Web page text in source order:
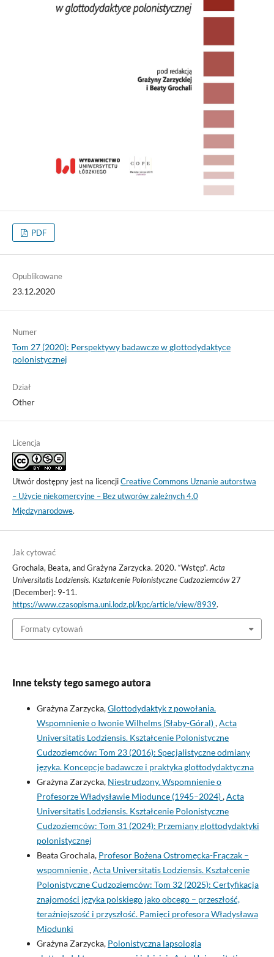
PDF
Opublikowane
23.12.2020
Numer
Tom 27 (2020): Perspektywy badawcze w glottodydaktyce
polonistycznej
Dział
Other
Licencja
Utwór dostępny jest na licencjiCreative Commons Uznanie autorstwa
– Użycie niekomercyjne – Bez utworów zależnych 4.0
Międzynarodowe.
Jak cytować
Grochala, Beata, and Grażyna Zarzycka. 2020. “Wstęp”. Acta
Universitatis Lodziensis. Kształcenie Polonistyczne Cudzoziemców27
(December): 9-11.
https://www.czasopisma.uni.lodz.pl/kpc/article/view/8939.
Formaty cytowań
Inne teksty tego samego autora
Grażyna Zarzycka,Glottodydaktyk z powołania.
Wspomnienie o Iwonie Wilhelms (Słaby-Góral),Acta
Universitatis Lodziensis. Kształcenie Polonistyczne
Cudzoziemców: Tom 23 (2016): Specjalistyczne odmiany
języka. Koncepcje badawcze i praktyka glottodydaktyczna
Grażyna Zarzycka, Niestrudzony. Wspomnienie o
Profesorze Władysławie Miodunce (1945–2024),Acta
Universitatis Lodziensis. Kształcenie Polonistyczne
Cudzoziemców: Tom 31 (2024): Przemiany glottodydaktyki
polonistycznej
Beata Grochala, Profesor Bożena Ostromęcka-Frączak –
wspomnienie,Acta Universitatis Lodziensis. Kształcenie
Polonistyczne Cudzoziemców: Tom 32 (2025): Certyfikacja
znajomości języka polskiego jako obcego – przeszłość,
teraźniejszość i przyszłość. Pamięci profesora Władysława
Miodunki
Grażyna Zarzycka, Polonistyczna lapsologia